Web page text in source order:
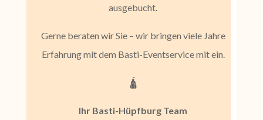
ausgebucht.
Gerne beraten wir Sie – wir bringen viele Jahre
Erfahrung mit dem Basti-Eventservice mit ein.
🛕
Ihr Basti-Hüpfburg Team